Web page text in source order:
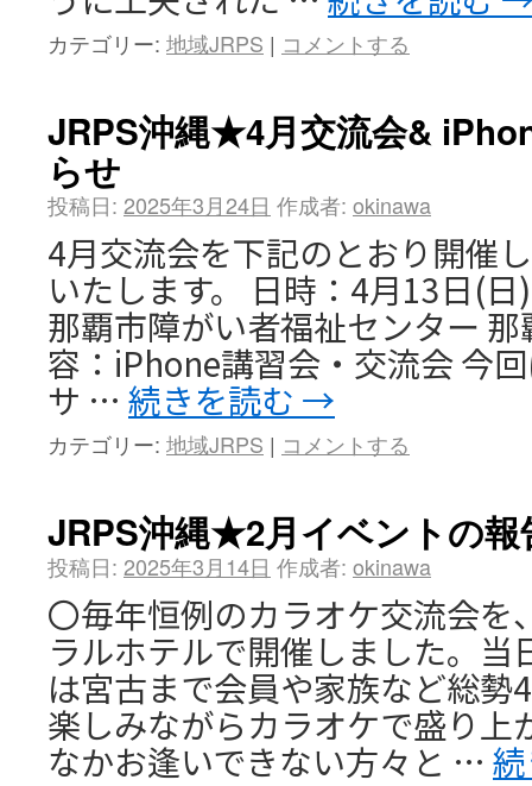
カテゴリー: 地域JRPS | コメントする
JRPS沖縄★4月交流会&
らせ
投稿日: 2025年3月24日 作成者: okinawa
4月交流会を下記のとおり開催
いたします。 日時：4月13日(
那覇市障がい者福祉センター
容：iPhone講習会・交流会 今
サ … 続きを読む →
カテゴリー: 地域JRPS | コメントする
JRPS沖縄★2月イベントの報
投稿日: 2025年3月14日 作成者: okinawa
〇毎年恒例のカラオケ交流会を
ラルホテルで開催しました。当
は宮古まで会員や家族など総
楽しみながらカラオケで盛り上
なかお逢いできない方々と …